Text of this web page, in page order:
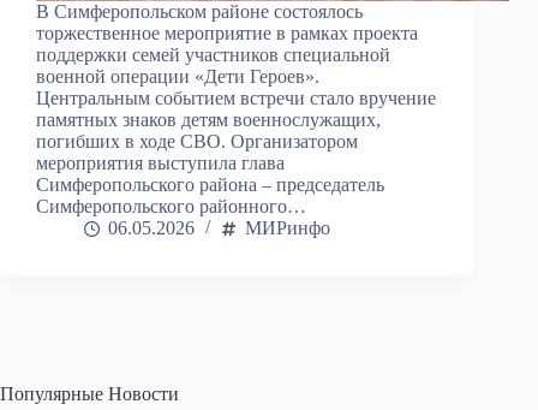
В Симферопольском районе состоялось
торжественное мероприятие в рамках проекта
поддержки семей участников специальной
военной операции «Дети Героев».
Центральным событием встречи стало вручение
памятных знаков детям военнослужащих,
погибших в ходе СВО. Организатором
мероприятия выступила глава
Симферопольского района – председатель
Симферопольского районного…
06.05.2026
МИРинфо
Популярные Новости